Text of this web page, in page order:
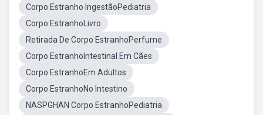
Corpo Estranho IngestãoPediatria
Corpo EstranhoLivro
Retirada De Corpo EstranhoPerfume
Corpo EstranhoIntestinal Em Cães
Corpo EstranhoEm Adultos
Corpo EstranhoNo Intestino
NASPGHAN Corpo EstranhoPediatria